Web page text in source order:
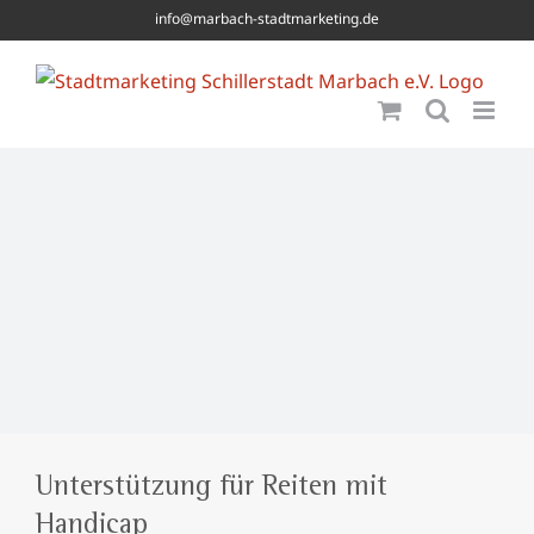
to
content
info@marbach-stadtmarketing.de
Unterstützung für Reiten mit
Handicap